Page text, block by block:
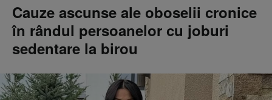
Cauze ascunse ale oboselii cronice
în rândul persoanelor cu joburi
sedentare la birou